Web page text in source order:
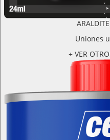
Uniones
+ VER